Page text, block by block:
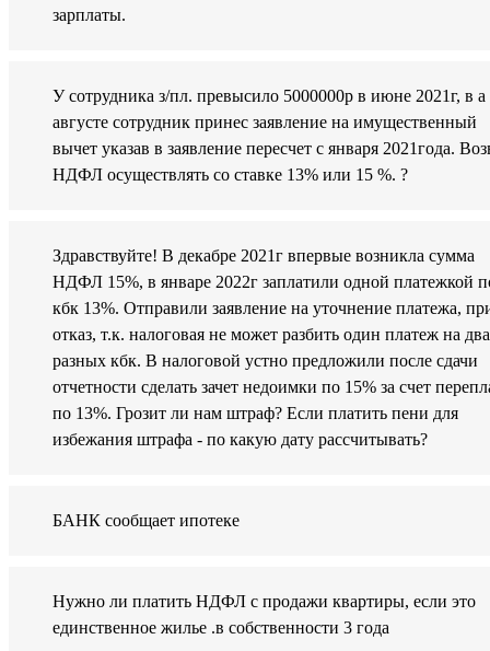
зарплаты.
У сотрудника з/пл. превысило 5000000р в июне 2021г, в а
августе сотрудник принес заявление на имущественный
вычет указав в заявление пересчет с января 2021года.
НДФЛ осуществлять со ставке 13% или 15 %. ?
Здравствуйте! В декабре 2021г впервые возникла сумма
НДФЛ 15%, в январе 2022г заплатили одной платежкой
кбк 13%. Отправили заявление на уточнение платежа,
отказ, т.к. налоговая не может разбить один платеж на два
разных кбк. В налоговой устно предложили после сдачи
отчетности сделать зачет недоимки по 15% за счет
по 13%. Грозит ли нам штраф? Если платить пени для
избежания штрафа - по какую дату рассчитывать?
БАНК сообщает ипотеке
Нужно ли платить НДФЛ с продажи квартиры, если это
единственное жилье .в собственности 3 года